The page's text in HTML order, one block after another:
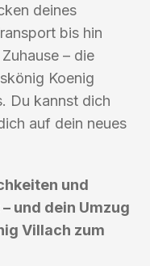
deines
bis hin
– die
Koenig
Du kannst dich
auf dein neues
und
und dein Umzug
Villach zum